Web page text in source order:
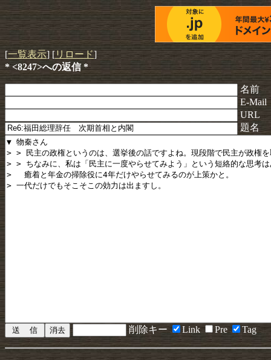
[一覧表示] [リロード]
* <8247>への返信 *
名前
E-Mail
URL
題名
削除キー Link Pre Tag